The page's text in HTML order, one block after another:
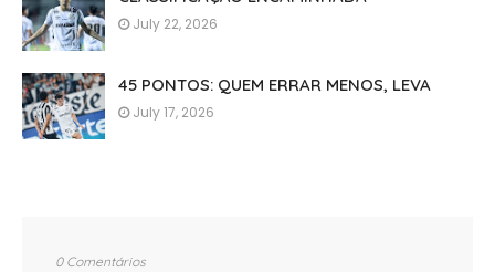
July 22, 2026
45 PONTOS: QUEM ERRAR MENOS, LEVA
July 17, 2026
0 Comentários